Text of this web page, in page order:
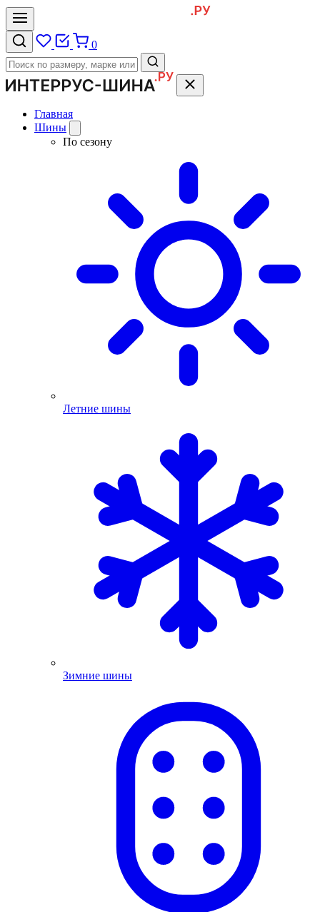
0
Главная
Шины
По сезону
Летние шины
Зимние шины